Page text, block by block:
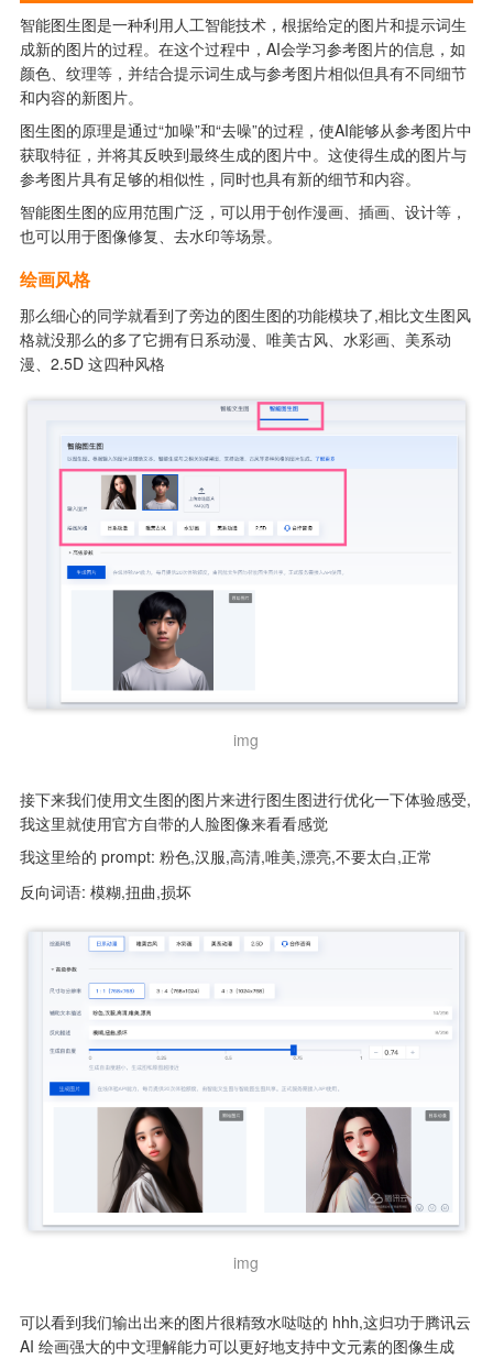
智能图生图是一种利用人工智能技术，根据给定的图片和提示词生
成新的图片的过程。在这个过程中，AI会学习参考图片的信息，如
颜色、纹理等，并结合提示词生成与参考图片相似但具有不同细节
和内容的新图片。
图生图的原理是通过“加噪”和“去噪”的过程，使AI能够从参考图片中
获取特征，并将其反映到最终生成的图片中。这使得生成的图片与
参考图片具有足够的相似性，同时也具有新的细节和内容。
智能图生图的应用范围广泛，可以用于创作漫画、插画、设计等，
也可以用于图像修复、去水印等场景。
绘画风格
那么细心的同学就看到了旁边的图生图的功能模块了,相比文生图风
格就没那么的多了它拥有日系动漫、唯美古风、水彩画、美系动
漫、2.5D 这四种风格
img
接下来我们使用文生图的图片来进行图生图进行优化一下体验感受,
我这里就使用官方自带的人脸图像来看看感觉
我这里给的 prompt: 粉色,汉服,高清,唯美,漂亮,不要太白,正常
反向词语: 模糊,扭曲,损坏
img
可以看到我们输出出来的图片很精致水哒哒的 hhh,这归功于腾讯云
AI 绘画强大的中文理解能力可以更好地支持中文元素的图像生成